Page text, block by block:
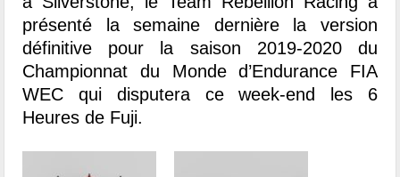
présenté la semaine dernière la version
définitive pour la saison 2019-2020 du
Championnat du Monde d’Endurance FIA
WEC qui disputera ce week-end les 6
Heures de Fuji.